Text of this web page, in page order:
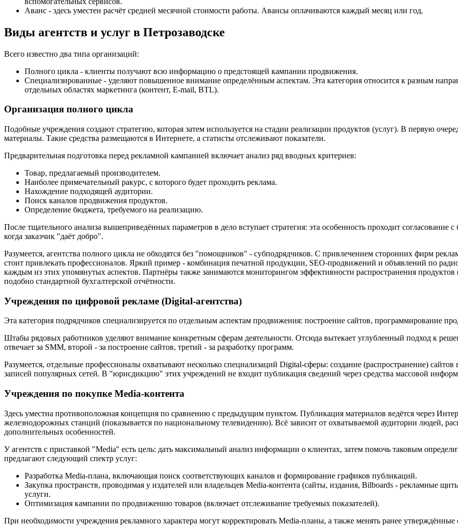
Аванс - здесь уместен расчёт средней месячной стоимости работы. Авансы оплачиваются каждый месяц или год.
Виды агентств и услуг в Петрозаводске
Всего известно два типа организаций:
Полного цикла - клиенты получают всю информацию о предстоящей кампании продвижения.
Специализированные - уделяют повышенное внимание определённым аспектам. Эта категория относится к разным
отдельных областях маркетинга (контент, E-mail, BTL).
Организация полного цикла
Подобные учреждения создают стратегию, которая затем используется на стадии реализации продуктов (услуг). В первую
материалы. Такие средства размещаются в Интернете, а статисты отслеживают показатели.
Предварительная подготовка перед рекламной кампанией включает анализ ряд вводных критериев:
Товар, предлагаемый производителем.
Наиболее примечательный ракурс, с которого будет проходить реклама.
Нахождение подходящей аудитории.
Поиск каналов продвижения продуктов.
Определение бюджета, требуемого на реализацию.
После тщательного анализа вышеприведённых параметров в дело вступает стратегия: эта особенность проходит согласование
когда заказчик "даёт добро".
Разумеется, агентства полного цикла не обходятся без "помощников" - субподрядчиков. С привлечением сторонних фирм
стоит привлекать профессионалов. Яркий пример - комбинация печатной продукции, SEO-продвижений и объявлений по
каждым из этих упомянутых аспектов. Партнёры также занимаются мониторингом эффективности распространения продуктов
подобно стандартной бухгалтерской отчётности.
Учреждения по цифровой рекламе (Digital-агентства)
Эта категория подрядчиков специализируется по отдельным аспектам продвижения: построение сайтов, программирование
Штабы рядовых работников уделяют внимание конкретным сферам деятельности. Отсюда вытекает углубленный подход к
отвечает за SMM, второй - за построение сайтов, третий - за разработку программ.
Разумеется, отдельные профессионалы охватывают несколько специализаций Digital-сферы: создание (распространение)
записей популярных сетей. В "юрисдикцию" этих учреждений не входит публикация сведений через средства массовой
Учреждения по покупке Media-контента
Здесь уместна противоположная концепция по сравнению с предыдущим пунктом. Публикация материалов ведётся через
железнодорожных станций (показывается по национальному телевидению). Всё зависит от охватываемой аудитории людей,
дополнительных особенностей.
У агентств с приставкой "Media" есть цель: дать максимальный анализ информации о клиентах, затем помочь таковым
предлагают следующий спектр услуг:
Разработка Media-плана, включающая поиск соответствующих каналов и формирование графиков публикаций.
Закупка пространств, проводимая у издателей или владельцев Media-контента (сайты, издания, Bilboards - рекламные
услуги.
Оптимизация кампании по продвижению товаров (включает отслеживание требуемых показателей).
При необходимости учреждения рекламного характера могут корректировать Media-планы, а также менять ранее утверждённые